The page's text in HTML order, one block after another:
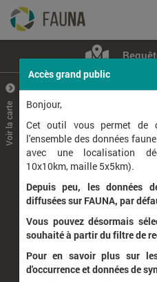
+
–
Voir la carte
Rang taxonomique :
Affichage de1à 1sur1
Accès grand public
Bonjour,
Cet outil vous permet de
l'ensemble des données
avec une localisation
10x10km, maille 5x5km).
Depuis peu, les données
diffusées sur FAUNA, par
Vous pouvez désormais
souhaité à partir du filtre de
Pour en savoir plus sur
d'occurrence et données de